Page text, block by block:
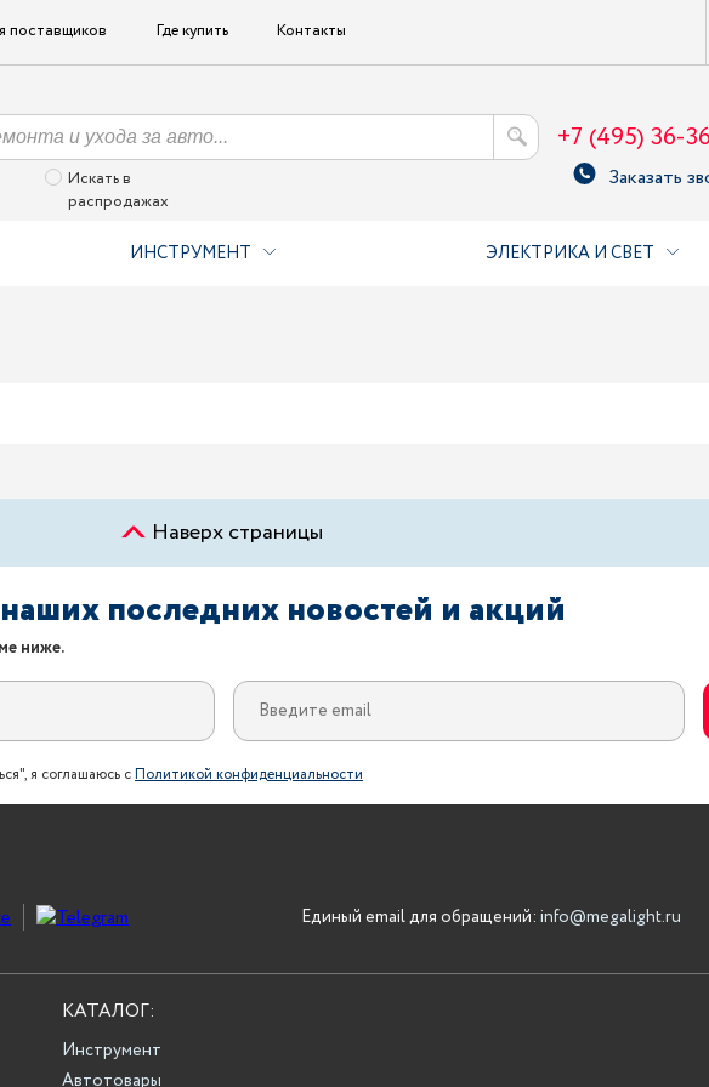
поставщиков Где купить Контакты
Искать в
распродажах
+7 (495) 36-
Заказать
ИНСТРУМЕНТ ЭЛЕКТРИКА И СВЕТ
Наверх страницы
последних новостей и акций
ниже.
я соглашаюсь сПолитикой конфиденциальности
Единый email для обращений: info@megalight.ru
КАТАЛОГ:
Инструмент
Автотовары